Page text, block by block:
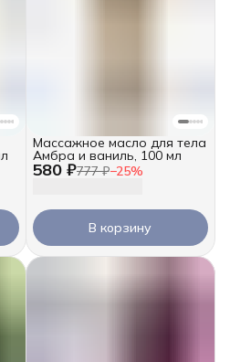
580 ₽777 ₽−25%
Массажное масло для тела
Амбра и ваниль, 100 мл
В корзину